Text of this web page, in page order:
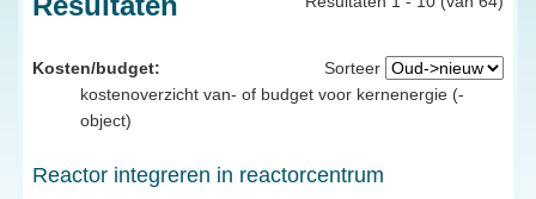
Sorteer
Kosten/budget:
kostenoverzicht van- of budget voor kernenergie (-
object)
Reactor integreren in reactorcentrum